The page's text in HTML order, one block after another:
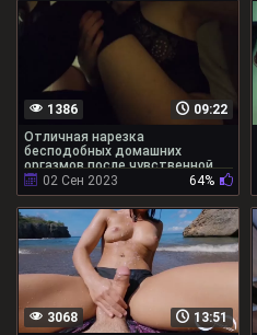
09:22
1386
Отличная нарезка
бесподобных домашних
оргазмов после чувственной
ебли02 Сен 2023 64%
13:51
3068